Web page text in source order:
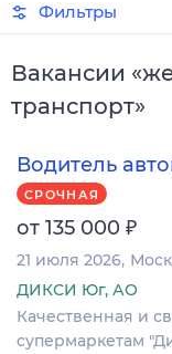
Фильтры
Вакансии «
транспорт»
Водитель
СРОЧНАЯ
от 135 000 ₽
21 июля 2026
ДИКСИ Юг, АО
Качественная и
супермаркетам